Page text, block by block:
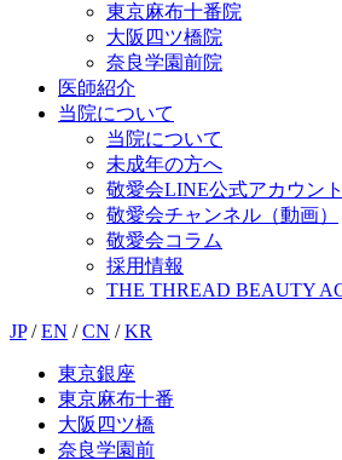
東京麻布十番院
大阪四ツ橋院
奈良学園前院
医師紹介
当院について
当院について
未成年の方へ
敬愛会LINE公式アカウント
敬愛会チャンネル（動画）
敬愛会コラム
採用情報
THE THREAD BEAUTY
JP / EN / CN / KR
東京銀座
東京麻布十番
大阪四ツ橋
奈良学園前